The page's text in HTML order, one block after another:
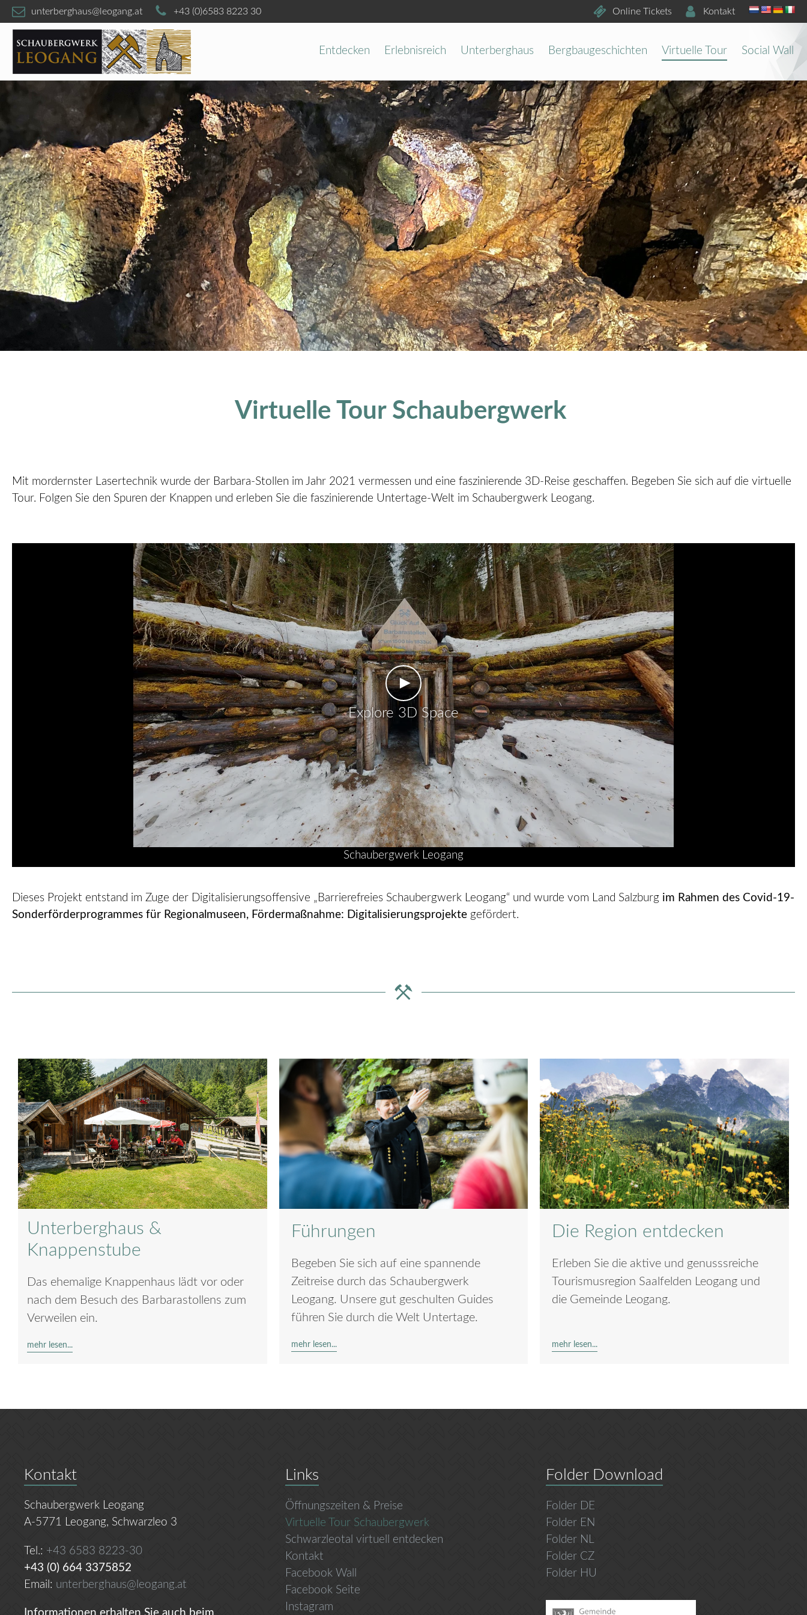
unterberghaus@leogang.at +43 (0)6583 8223 30 Online Tickets Kontakt
Entdecken Erlebnisreich Unterberghaus Bergbaugeschichten Virtuelle Tour Social Wall
Virtuelle Tour Schaubergwerk
Mit mordernster Lasertechnik wurde der Barbara-Stollen im Jahr 2021 vermessen und eine faszinierende 3D-Reise geschaffen. Begeben Sie sich auf die virtuelle
Tour. Folgen Sie den Spuren der Knappen und erleben Sie die faszinierende Untertage-Welt im Schaubergwerk Leogang.
►
Explore 3D Space
Schaubergwerk Leogang
Dieses Projekt entstand im Zuge der Digitalisierungsoffensive „Barrierefreies Schaubergwerk Leogang“ und wurde vom Land Salzburg im Rahmen des Covid-19-
Sonderförderprogrammes für Regionalmuseen, Fördermaßnahme: Digitalisierungsprojekte gefördert.
Unterberghaus &
Knappenstube
Das ehemalige Knappenhaus lädt vor oder
nach dem Besuch des Barbarastollens zum
Verweilen ein.
mehr lesen...
Führungen
Begeben Sie sich auf eine spannende
Zeitreise durch das Schaubergwerk
Leogang. Unsere gut geschulten Guides
führen Sie durch die Welt Untertage.
mehr lesen...
Die Region entdecken
Erleben Sie die aktive und genusssreiche
Tourismusregion Saalfelden Leogang und
die Gemeinde Leogang.
mehr lesen...
Kontakt
Schaubergwerk Leogang
A-5771 Leogang, Schwarzleo 3
Tel.: +43 6583 8223-30
+43 (0) 664 3375852
Email: unterberghaus@leogang.at
Links
Öffnungszeiten & Preise
Virtuelle Tour Schaubergwerk
Schwarzleotal virtuell entdecken
Kontakt
Facebook Wall
Facebook Seite
Instagram
Folder Download
Folder DE
Folder EN
Folder NL
Folder CZ
Folder HU